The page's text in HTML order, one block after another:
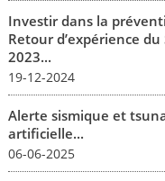
Investir dans la
Retour d’expérience
2023...
19-12-2024
Alerte sismique et
artificielle...
06-06-2025